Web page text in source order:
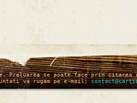
Preluarea se poate face prin
va rugam pe e-mail: